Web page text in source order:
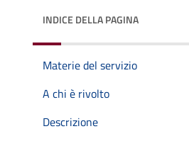
INDICE DELLA PAGINA
Materie del servizio
A chi è rivolto
Descrizione